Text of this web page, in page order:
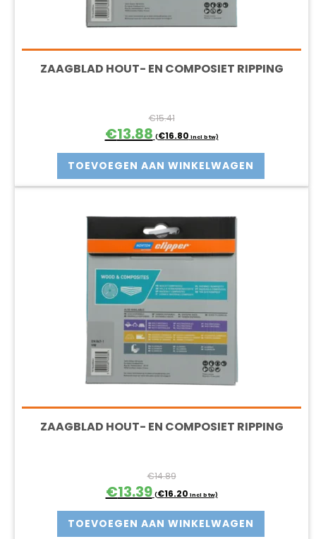
ZAAGBLAD HOUT- EN COMPOSIET RIPPING
€15.41
Oorspronkelijke
prijs
was:
€15.41.
€13.88Huidige
prijs
is:
€13.88.
(€16.80 incl btw)
TOEVOEGEN AAN WINKELWAGEN
ZAAGBLAD HOUT- EN COMPOSIET RIPPING
€14.89
Oorspronkelijke
prijs
was:
€14.89.
€13.39Huidige
prijs
is:
€13.39.
(€16.20 incl btw)
TOEVOEGEN AAN WINKELWAGEN